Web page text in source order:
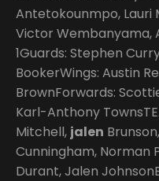
Antetokounmpo, Lauri
Victor Wembanyama,
1Guards: Stephen
BookerWings: Austin
BrownForwards:
Karl-Anthony
Mitchell, jalen
Cunningham, Norman
Durant, Jalen